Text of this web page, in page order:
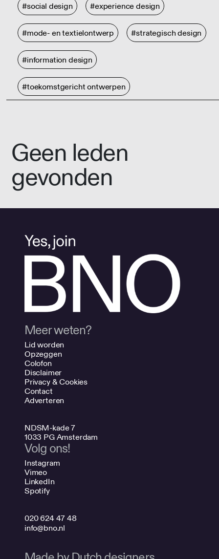
#social design #experience design
#mode- en textielontwerp #strategisch design
#information design
#toekomstgericht ontwerpen
Geen leden
gevonden
Meer weten?
Lid worden
Opzeggen
Colofon
Disclaimer
Privacy & Cookies
Contact
Adverteren
NDSM-kade 7
1033 PG Amsterdam
Volg ons!
Instagram
Vimeo
LinkedIn
Spotify
020 624 47 48
info@bno.nl